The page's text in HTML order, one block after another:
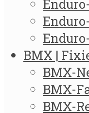
BMX |
BMX-
BMX-
BMX-